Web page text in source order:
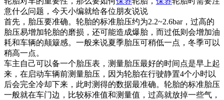
意什么问题，今天小编就给各位朋友说说
首先，胎压要准确。轮胎的标准胎压约为2.2~2.6bar，过高的
胎压易增加轮胎的磨损，还可能造成爆胎，而过低则会增加油
耗和车辆的颠簸感。一般来说夏季胎压可稍低一点，冬季可以
稍高一点。
车主自己可以备一个胎压表，测量胎压最好的时间点是早上起
来，在启动车辆前测量胎压，因为轮胎在行驶静置4个小时以
后会完全冷却下来，此时测得的数据最准确。轮胎的标准胎压
一般就在车门边，比较标准值和测量值，过高就放掉一些气，